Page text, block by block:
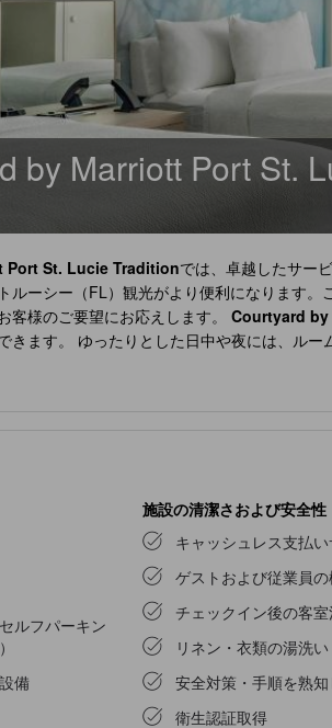
by Marriott Port St.
St. Lucie Traditionでは、卓越したサー
ルーシー（FL）観光がより便利になります
客様のご要望にお応えします。 Courtyard
きます。 ゆったりとした日中や夜には、ル
新聞、テレビなどの娯楽をお楽しみいただけ
by Marriott Port St. Lucie Tradition
ルフパーキン
備
施設の清潔さおよび安全性
キャッシュレス支払
ゲストおよび従業員
チェックイン後の客
リネン・衣類の湯洗い
安全対策・手順を熟
衛生認証取得